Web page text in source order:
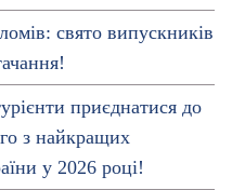
свято випускників
приєднатися до
з найкращих
у 2026 році!